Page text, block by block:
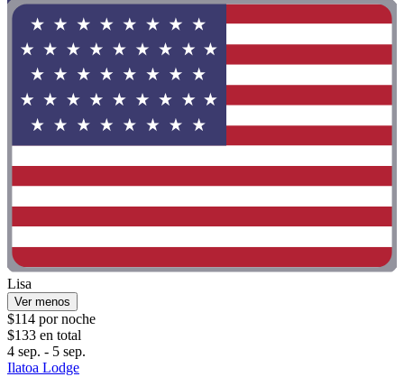
Lisa
Ver menos
$114 por noche
$133 en total
4 sep. - 5 sep.
Ilatoa Lodge